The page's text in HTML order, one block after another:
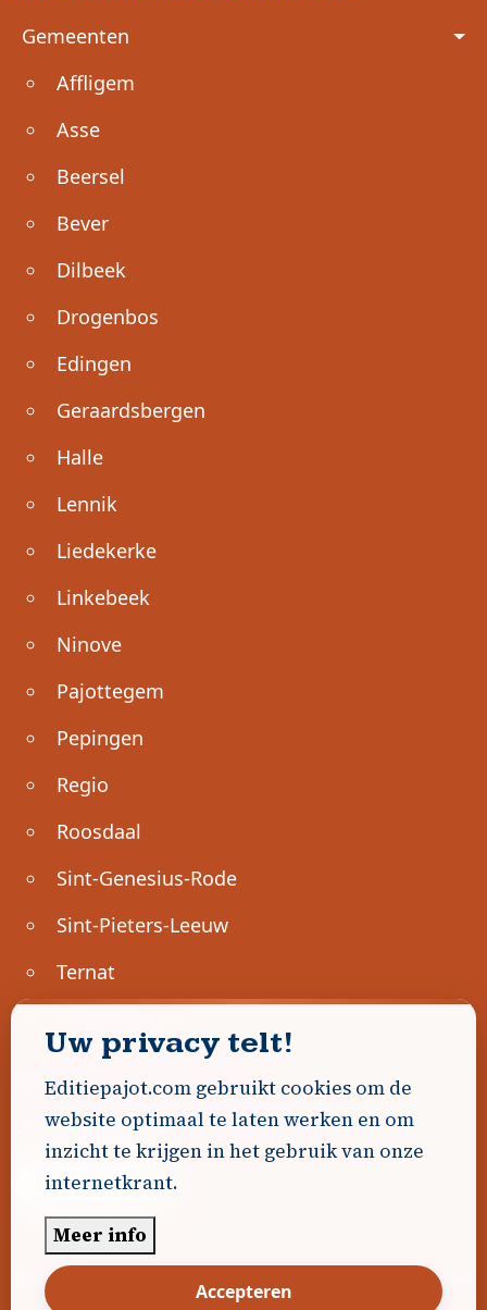
Voet
Gemeenten
Affligem
Asse
Beersel
Bever
Dilbeek
Drogenbos
Edingen
Geraardsbergen
Halle
Lennik
Liedekerke
Linkebeek
Ninove
Pajottegem
Pepingen
Regio
Roosdaal
Sint-Genesius-Rode
Sint-Pieters-Leeuw
Ternat
Geen advertenties gevonden.
Uw advertentie hier? Contacteer ons!
Word Partner!
© 2026 Editiepajot.com
Algemene voorwaarden
Uw privacy telt!
Editiepajot.com gebruikt cookies om de
website optimaal te laten werken en om
inzicht te krijgen in het gebruik van onze
internetkrant.
Meer info
Accepteren